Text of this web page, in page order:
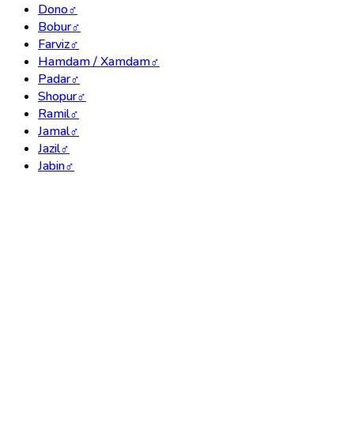
Dono♂
Bobur♂
Farviz♂
Hamdam / Xamdam♂
Padar♂
Shopur♂
Ramil♂
Jamal♂
Jazil♂
Jabin♂